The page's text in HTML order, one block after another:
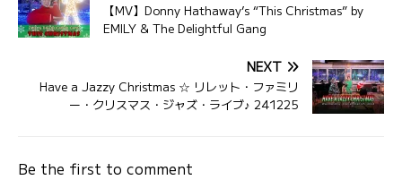
【MV】Donny Hathaway’s “This Christmas” by
EMILY & The Delightful Gang
NEXT
Have a Jazzy Christmas ☆ リレット・ファミリ
ー・クリスマス・ジャズ・ライブ♪ 241225
Be the first to comment